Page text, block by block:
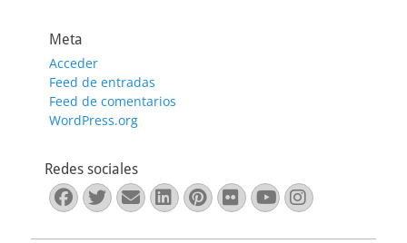
Meta
Acceder
Feed de entradas
Feed de comentarios
WordPress.org
Redes sociales
Facebook
Twitter
Correo
electrónico
LinkedIn
Pinterest
FlickrYouTube